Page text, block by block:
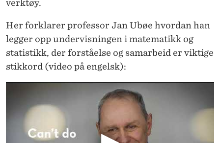
verktøy.
Her forklarer professor Jan Ubøe hvordan han
legger opp undervisningen i matematikk og
statistikk, der forståelse og samarbeid er viktige
stikkord (video på engelsk):